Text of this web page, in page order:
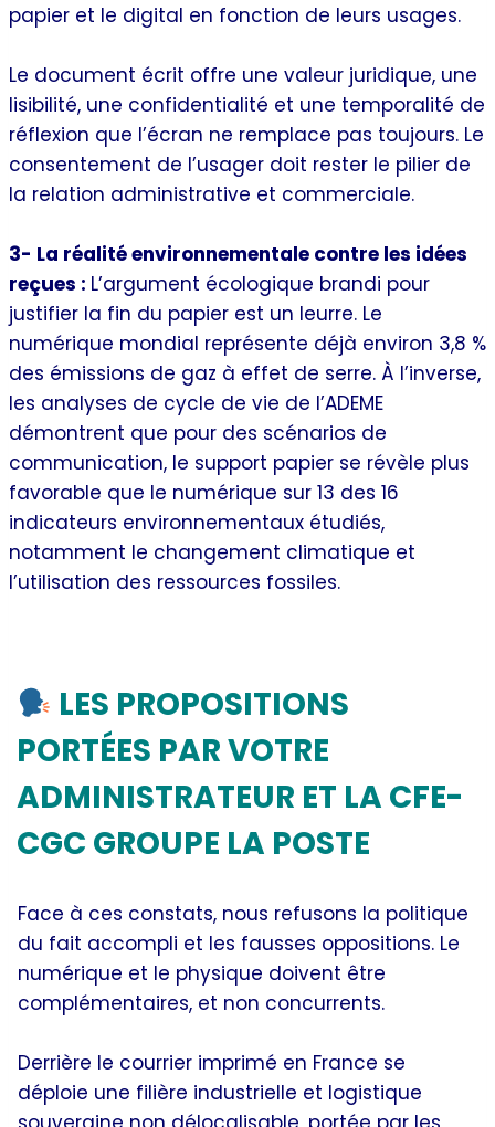
papier et le digital en fonction de leurs usages.
Le document écrit offre une valeur juridique, une
lisibilité, une confidentialité et une temporalité de
réflexion que l’écran ne remplace pas toujours. Le
consentement de l’usager doit rester le pilier de
la relation administrative et commerciale.
3- La réalité environnementale contre les idées
reçues : L’argument écologique brandi pour
justifier la fin du papier est un leurre. Le
numérique mondial représente déjà environ 3,8 %
des émissions de gaz à effet de serre. À l’inverse,
les analyses de cycle de vie de l’ADEME
démontrent que pour des scénarios de
communication, le support papier se révèle plus
favorable que le numérique sur 13 des 16
indicateurs environnementaux étudiés,
notamment le changement climatique et
l’utilisation des ressources fossiles.
LES PROPOSITIONS
PORTÉES PAR VOTRE
ADMINISTRATEUR ET LA CFE-
CGC GROUPE LA POSTE
Face à ces constats, nous refusons la politique
du fait accompli et les fausses oppositions. Le
numérique et le physique doivent être
complémentaires, et non concurrents.
Derrière le courrier imprimé en France se
déploie une filière industrielle et logistique